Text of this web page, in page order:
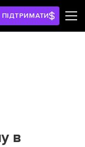
ПІДТРИМАТИ
в